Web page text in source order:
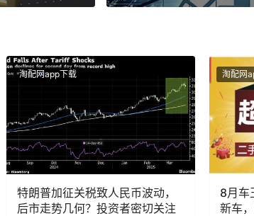
淘配网app下载
特朗普加征关税致人民币波动，
后市走势几何？投资者密切关注
淘配网
8月车
新车